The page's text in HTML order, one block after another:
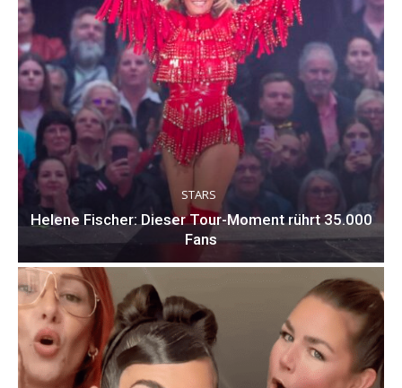
STARS
Helene Fischer: Dieser Tour-Moment rührt 35.000
Fans